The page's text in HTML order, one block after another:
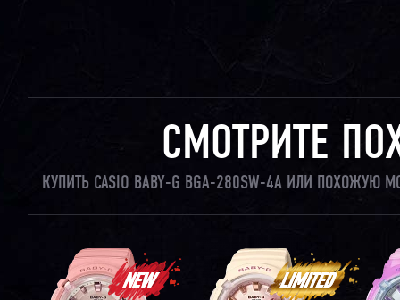
СМОТРИТЕ
КУПИТЬ CASIO BABY-G BGA-280SW-4A ИЛИ ПОХОЖУЮ